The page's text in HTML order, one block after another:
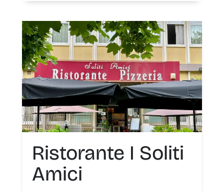
Ristorante I Soliti
Amici